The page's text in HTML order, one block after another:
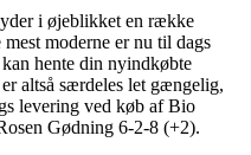
i øjeblikket en række
moderne er nu til dags
hente din nyindkøbte
altså særdeles let gængelig,
levering ved køb af Bio
Gødning 6-2-8 (+2).